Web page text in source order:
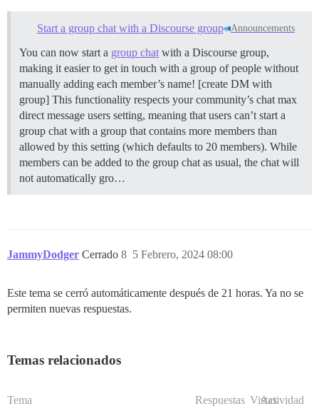
Start a group chat with a Discourse group Announcements
You can now start a group chat with a Discourse group,
making it easier to get in touch with a group of people without
manually adding each member’s name! [create DM with
group] This functionality respects your community’s chat max
direct message users setting, meaning that users can’t start a
group chat with a group that contains more members than
allowed by this setting (which defaults to 20 members). While
members can be added to the group chat as usual, the chat will
not automatically gro…
JammyDodger Cerrado 5 Febrero, 2024 08:00
8
Este tema se cerró automáticamente después de 21 horas. Ya no se
permiten nuevas respuestas.
Temas relacionados
Tema Respuestas Vistas
Actividad